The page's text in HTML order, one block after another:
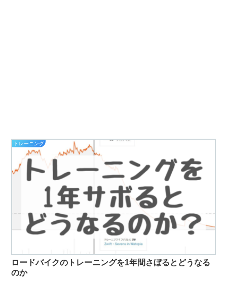
トレーニング
ロードバイクのトレーニングを1年間さぼるとどうなる
のか